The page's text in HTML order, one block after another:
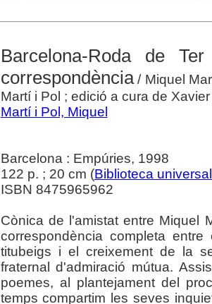
Barcelona-Roda de
correspondència/ Miquel
Martí i Pol ; edició a cura de
Martí i Pol, Miquel
Barcelona : Empúries, 1998
122 p. ; 20 cm (Biblioteca
ISBN 8475965962
Cònica de l'amistat entre Miquel
correspondència completa
titubeigs i el creixement de la
fraternal d'admiració mútua.
poemes, al plantejament del
temps compartim les seves